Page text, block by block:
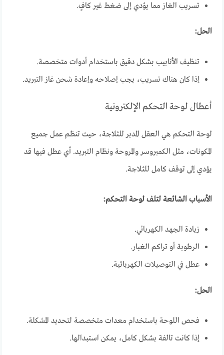
تسريب الغاز مما يؤدي إلى ضغط غير كافٍ.
الحل:
تنظيف الأنابيب بشكل دقيق باستخدام أدوات متخصصة.
إذا كان هناك تسريب، يجب إصلاحه وإعادة شحن غاز التبريد.
أعطال لوحة التحكم الإلكترونية
لوحة التحكم هي العقل المدبر للثلاجة، حيث تنظم عمل جميع
المكونات، مثل الكمبروسر والمروحة ونظام التبريد. أي عطل فيها قد
يؤدي إلى توقف كامل للثلاجة.
الأسباب الشائعة لتلف لوحة التحكم:
زيادة الجهد الكهربائي.
الرطوبة أو تراكم الغبار.
عطل في التوصيلات الكهربائية.
الحل:
فحص اللوحة باستخدام معدات متخصصة لتحديد المشكلة.
إذا كانت تالفة بشكل كامل، يمكن استبدالها.